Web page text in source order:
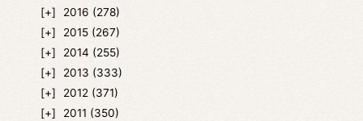
2016 (278)
2015 (267)
2014 (255)
2013 (333)
2012 (371)
2011 (350)